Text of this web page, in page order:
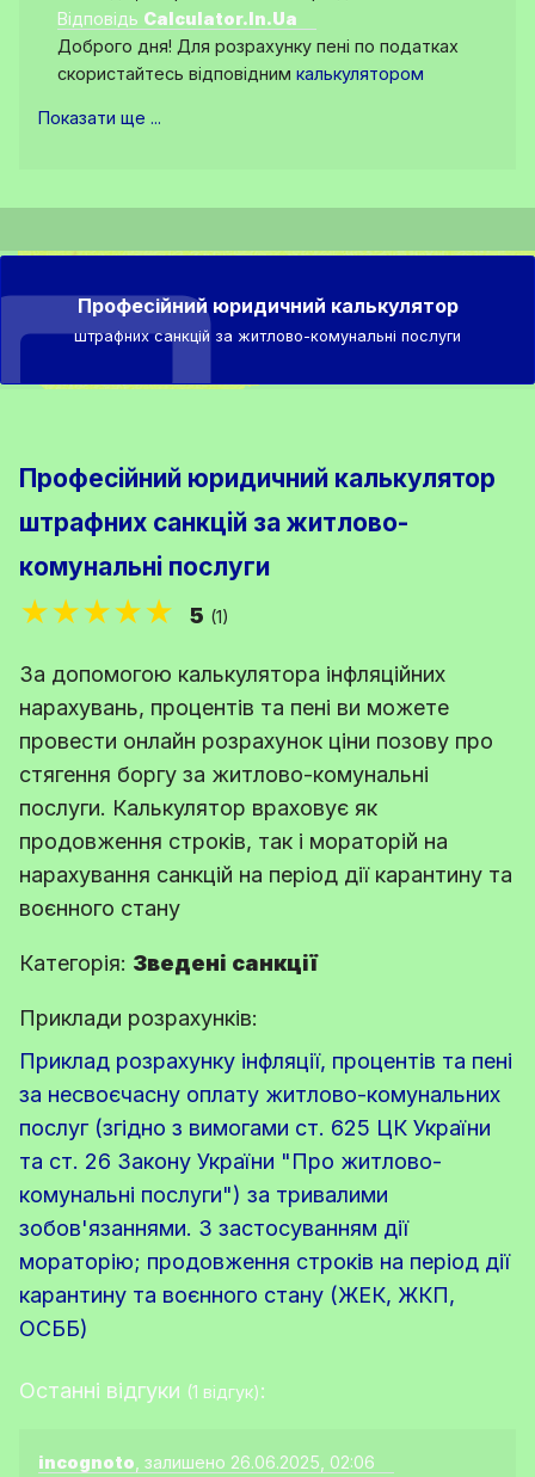
Відповідь Calculator.In.Ua
Доброго дня! Для розрахунку пені по податках
скористайтесь відповідним калькулятором
Показати ще ...
Професійний юридичний калькулятор
штрафних санкцій за житлово-комунальні послуги
Професійний юридичний калькулятор
штрафних санкцій за житлово-
комунальні послуги
★★★★★ 5 (1)
За допомогою калькулятора інфляційних
нарахувань, процентів та пені ви можете
провести онлайн розрахунок ціни позову про
стягення боргу за житлово-комунальні
послуги. Калькулятор враховує як
продовження строків, так і мораторій на
нарахування санкцій на період дії карантину та
воєнного стану
Категорія: Зведені санкції
Приклади розрахунків:
Приклад розрахунку інфляції, процентів та пені
за несвоєчасну оплату житлово-комунальних
послуг (згідно з вимогами ст. 625 ЦК України
та ст. 26 Закону України "Про житлово-
комунальні послуги") за тривалими
зобов'язаннями. З застосуванням дії
мораторію; продовження строків на період дії
карантину та воєнного стану (ЖЕК, ЖКП,
ОСББ)
Останні відгуки (1 відгук):
incognoto , залишено 26.06.2025, 02:06